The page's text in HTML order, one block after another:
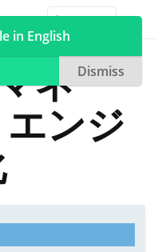
ネー
ンジ
in English
Dismiss